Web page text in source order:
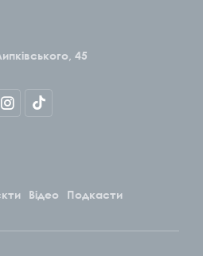
45
Відео
Подкасти